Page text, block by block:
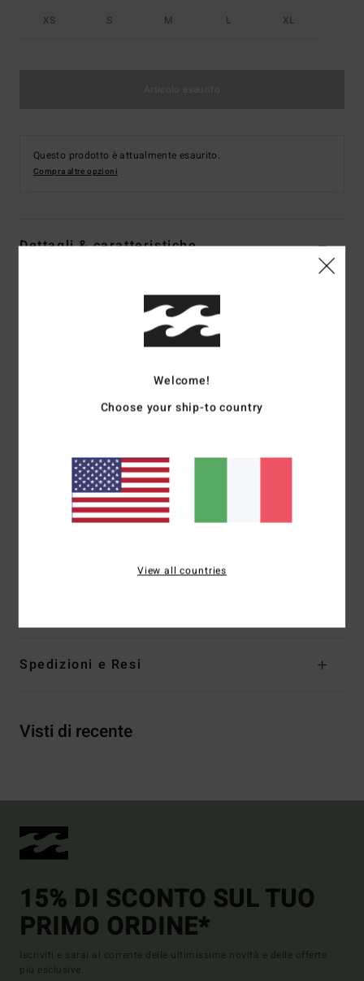
XS S M L XL
Questo prodotto è attualmente esaurito.
Compra altre opzioni
Dettagli & caratteristiche
Codice colore
misto di morbido mohair, acrilico, nylon,
poliestere e lana
Maniche:maniche con leggero taglio a blouson
Chiusura: chiusura a pullover
Marcatura:__ travetta con logo in metallo
Il modello nell’immagine è alto 165cm / 65" e indossa la
[Tessuto principale] 55% acrilico, 16%
Spedizioni e Resi
Visti di recente
15% DI SCONTO SUL TUO
PRIMO ORDINE*
Iscriviti e sarai al corrente delle ultimissime novità e delle offerte
più esclusive.
Welcome!
Choose your ship-to country
View all countries